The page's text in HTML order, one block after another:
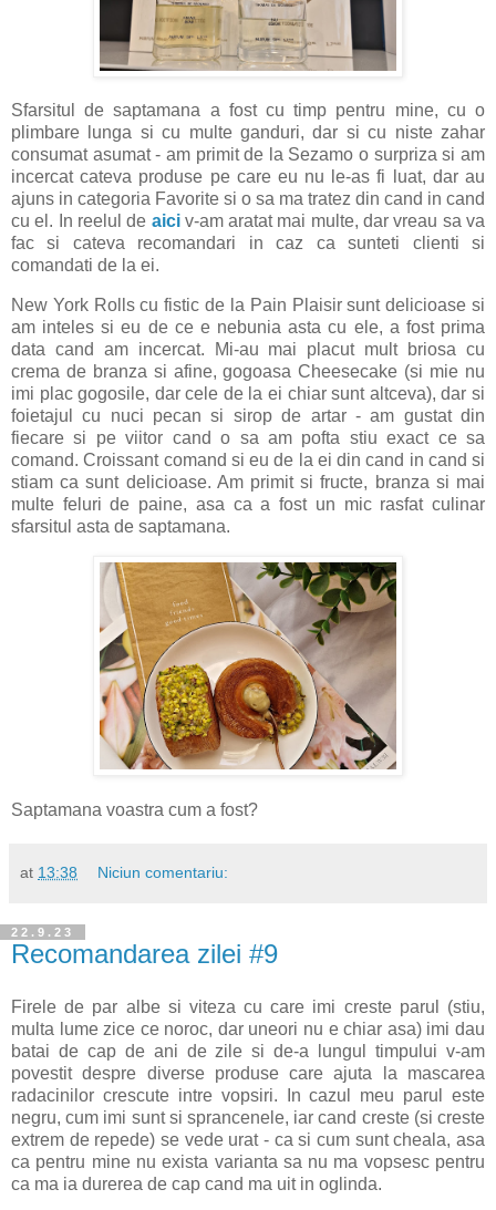
Sfarsitul de saptamana a fost cu timp pentru mine, cu o
plimbare lunga si cu multe ganduri, dar si cu niste zahar
consumat asumat - am primit de la Sezamo o surpriza si am
incercat cateva produse pe care eu nu le-as fi luat, dar au
ajuns in categoria Favorite si o sa ma tratez din cand in cand
cu el. In reelul de aiciv-am aratat mai multe, dar vreau sa va
fac si cateva recomandari in caz ca sunteti clienti si
comandati de la ei.
New York Rolls cu fistic de la Pain Plaisir sunt delicioase si
am inteles si eu de ce e nebunia asta cu ele, a fost prima
data cand am incercat. Mi-au mai placut mult briosa cu
crema de branza si afine, gogoasa Cheesecake (si mie nu
imi plac gogosile, dar cele de la ei chiar sunt altceva), dar si
foietajul cu nuci pecan si sirop de artar - am gustat din
fiecare si pe viitor cand o sa am pofta stiu exact ce sa
comand. Croissant comand si eu de la ei din cand in cand si
stiam ca sunt delicioase. Am primit si fructe, branza si mai
multe feluri de paine, asa ca a fost un mic rasfat culinar
sfarsitul asta de saptamana.
Saptamana voastra cum a fost?
at 13:38 Niciun comentariu:
22.9.23
Recomandarea zilei #9
Firele de par albe si viteza cu care imi creste parul (stiu,
multa lume zice ce noroc, dar uneori nu e chiar asa) imi dau
batai de cap de ani de zile si de-a lungul timpului v-am
povestit despre diverse produse care ajuta la mascarea
radacinilor crescute intre vopsiri. In cazul meu parul este
negru, cum imi sunt si sprancenele, iar cand creste (si creste
extrem de repede) se vede urat - ca si cum sunt cheala, asa
ca pentru mine nu exista varianta sa nu ma vopsesc pentru
ca ma ia durerea de cap cand ma uit in oglinda.